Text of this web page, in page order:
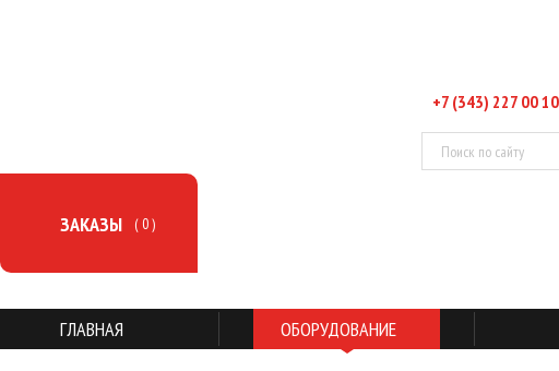
+7 (343) 227 00 10
ЗАКАЗЫ ( 0 )
ГЛАВНАЯ ОБОРУДОВАНИЕ